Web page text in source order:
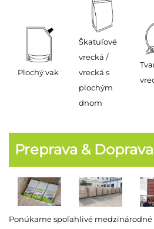
Plochý vak
Škatuľové
vrecká /
vrecká s
plochým
dnom
Preprava & Doprava
Ponúkame spoľahlivé medzinárodné